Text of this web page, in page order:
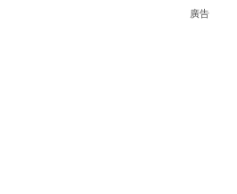
廣告